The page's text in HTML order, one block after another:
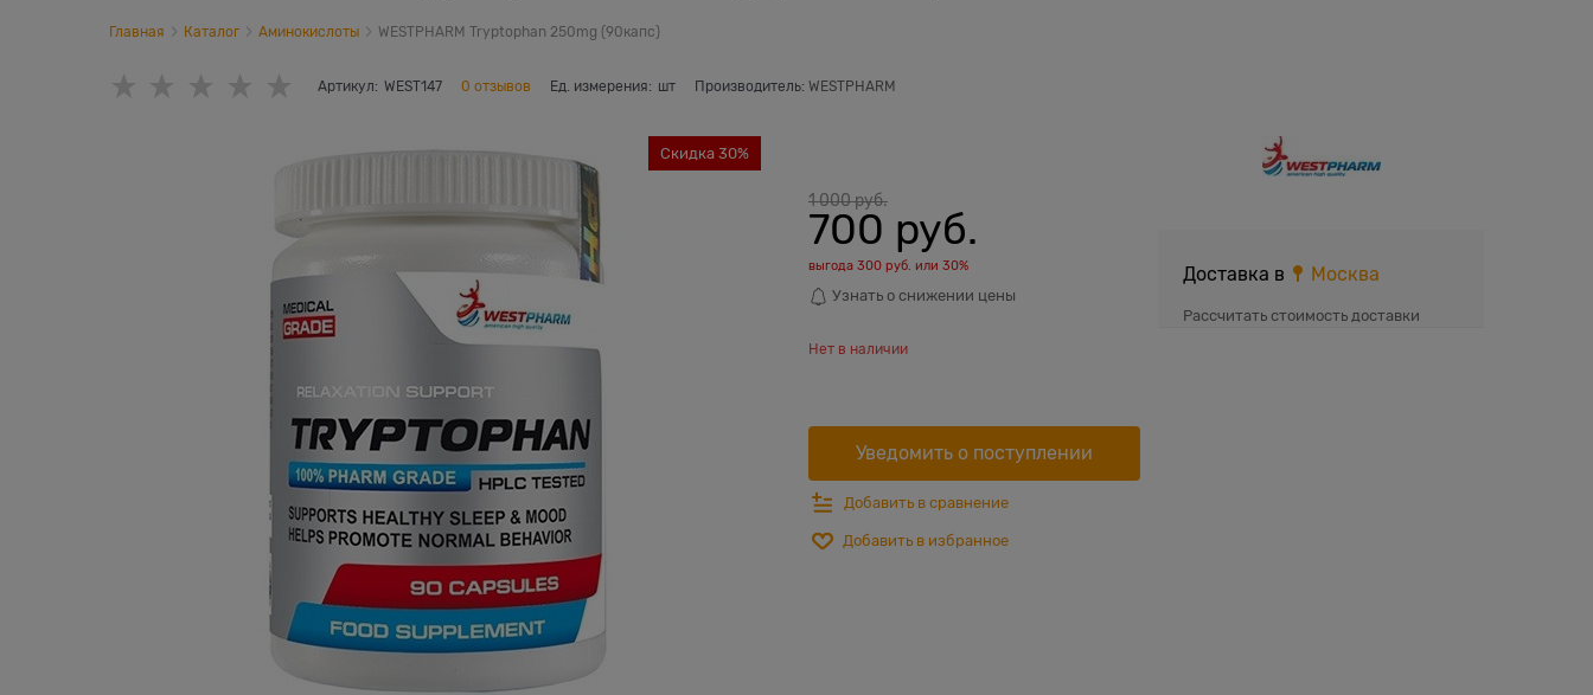
Главная Каталог Аминокислоты WESTPHARM Tryptophan 250mg (90капс)
Артикул: WEST147 0 отзывов Ед. измерения: шт Производитель: WESTPHARM
Скидка 30%
1 000 руб.
700 руб.
выгода 300 руб. или 30%
Узнать о снижении цены
Нет в наличии
Уведомить о поступлении
Добавить в сравнение
Добавить в избранное
Доставка в Москва
Рассчитать стоимость доставки